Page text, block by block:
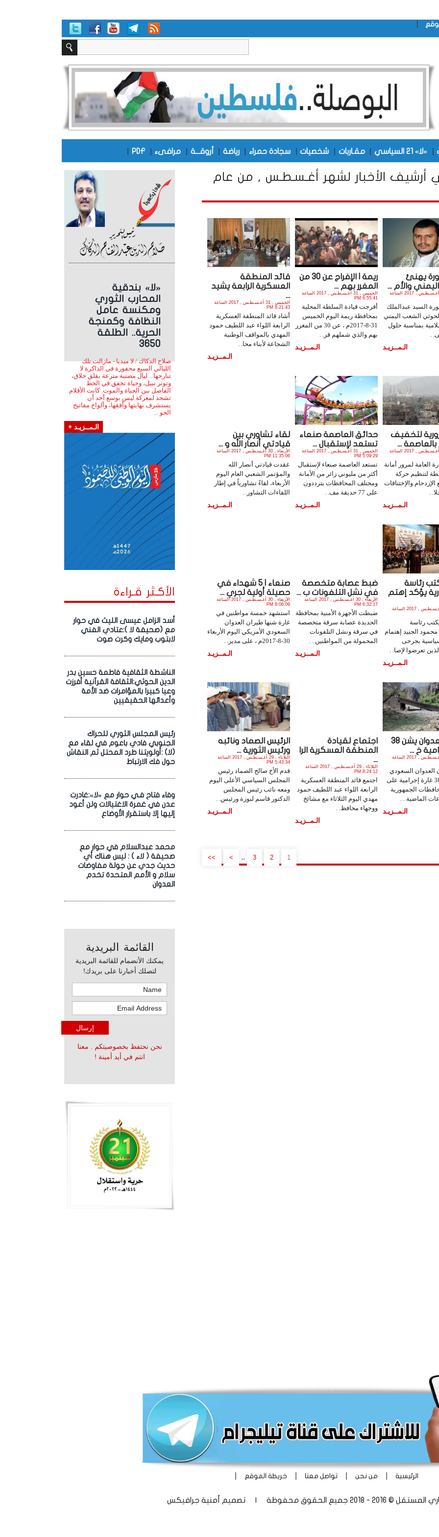
«لا» 21 السياسي مقـاربات شخصيات سجادة حمراء رياضة أروقـــة مرافىء PDF
«لا» بندقية
المحارب الثوري
ومكنسة عامل
النظافة وكمنجة
الحرية.. الطلقة
3650
صلاح الدكاك / لا ميديا - مازالت تلك
الليالي السبع محفورة في الذاكرة لا
تبارحها... ليال مضنية مترعة بقلق خلاق،
وتوتر نبيل، وحياة تخفق في الخط
الفاصل بين الحياة والموت. كانت الأقلام
تشحذ لمعركة ليس بوسع أحد أن
يستشرف نهايتها وأفقها، وألواح مفاتيح
الحو ...
الـمــزيـد +
الأكـثر قـراءة
أسد الزامل عيسى الليث في حوار
مع (صحيفة لا ):عتادي الفني
لابتوب ومايك وكرت صوت
الناشطة الثقافية فاطمة حسين بدر
الدين الحوثي:الثقافة القرآنية أفرزت
وعيا كبيرا بالمؤامرات ضد الأمة
وأعدائها الحقيقيين
رئيس المجلس الثوري للحراك
الجنوبي فادي باعوم في لقاء مع
(لا) :أولويتنا طرد المحتل ثم النقاش
حول فك الارتباط
وفاء فتاح فـي حوار مع «لا»:غادرت
عدن في غمرة الاغتيالات ولن أعود
إليها إلا باستقرار الأوضاع
محمد عبدالسلام في حوار مع
صحيفة ( لاء ) : ليس هناك أي
حديث جدي عن جولة مفاوضات
سلام و الأمم المتحدة تخدم
العدوان
القائمة البريدية
يمكنك الأنضمام للقائمة البريدية
لتصلك أخبارنا على بريدك!
نحن نحتفظ بخصوصيتكم . معنا
انتم في أيد أمينة !
أرشيف الأخبار لشهر أغـسـطـس , من عام
يهنئ
والأم ...
الخميس , 31 أغـسـطـس , 2017 الساعة
السيد عبدالملك
الشعب اليمني
بمناسبة حلول
.
الـمــزيـد
ريمة | الإفراج عن 30 من
المغرر بهم ...
الخميس , 31 أغـسـطـس , 2017 الساعة
6:55:41 PM
أفرجت قيادة السلطة المحلية
بمحافظة ريمة اليوم الخميس
31-8-2017م ، عن 30 من المغرر
بهم والذي شملهم قر. .
الـمــزيـد
قائد المنطقة
العسكرية الرابعة يشيد
...
الخميس , 31 أغـسـطـس , 2017 الساعة
6:21:43 PM
أشاد قائد المنطقة العسكرية
الرابعة اللواء عبد اللطيف حمود
المهدي بالمواقف الوطنية
الشجاعة لأبناء محا. .
الـمــزيـد
لتخفيف
بالعاصمة ...
الخميس , 31 أغـسـطـس , 2017 الساعة
العامة لمرور أمانة
لتنظيم حركة
الإزدحام والإختناقات
.
الـمــزيـد
حدائق العاصمة صنعاء
تستعد لإستقبال ...
الخميس , 31 أغـسـطـس , 2017 الساعة
5:09:29 PM
تستعد العاصمة صنعاء لإستقبال
أكثر من مليوني زائر من الأمانة
ومختلف المحافظات يترددون
على 77 حديقة مف. .
الـمــزيـد
لقاء تشاوري بين
قيادتي أنصار الله و ...
الأربعاء , 30 أغـسـطـس , 2017 الساعة
11:35:06 PM
عقدت قيادتي أنصار الله
والمؤتمر الشعبي العام اليوم
الأربعاء، لقاءً تشاورياً في إطار
اللقاءات التشاور. .
الـمــزيـد
رئاسة
يؤكد إهتم
الأربعاء , 30 أغـسـطـس , 2017 الساعة
رئاسة
محمود الجنيد إهتمام
بجرحى
تعرضوا لإصا. .
الـمــزيـد
ضبط عصابة متخصصة
في نشل التلفونات ب ...
الأربعاء , 30 أغـسـطـس , 2017 الساعة
6:32:17 PM
ضبطت الأجهزة الأمنية بمحافظة
الحديدة عصابة سرقة متخصصة
في سرقة ونشل التلفونات
المحمولة من المواطنين . .
الـمــزيـد
صنعاء | 5 شهداء في
حصيلة أولية لجري ...
الأربعاء , 30 أغـسـطـس , 2017 الساعة
6:06:09 PM
استشهد خمسة مواطنين في
غارة شنها طيران العدوان
السعودي الأمريكي اليوم الأربعاء
30-8-2017م ، على مدير. .
الـمــزيـد
طيران العدوان يشن 38
خ ...
الأربعاء , 30 أغـسـطـس , 2017 الساعة
السعودي
الأمريكي 38 غارة إجرامية على
الجمهورية
الماضية . .
الـمــزيـد
اجتماع لقيادة
المنطقة العسكرية الرا
...
الثلاثاء , 29 أغـسـطـس , 2017 الساعة
8:24:12 PM
اجتمع قائد المنطقة العسكرية
الرابعة اللواء عبد اللطيف حمود
مهدي اليوم الثلاثاء مع مشائخ
ووجهاء محافظ. .
الـمــزيـد
الرئيس الصماد ونائبه
ورئيس الثورية ...
الثلاثاء , 29 أغـسـطـس , 2017 الساعة
5:43:34 PM
قدم الأخ صالح الصماد رئيس
المجلس السياسي الأعلى اليوم
ومعه نائب رئيس المجلس
الدكتور قاسم لبوزة ورئيس. .
الـمــزيـد
1
2
3
..
>
>>
الرئيسية من نحن تواصل معنا خريطة الموقع
2018 جميع الحقوق محفوظة | تصميم أمنية جرافيكس